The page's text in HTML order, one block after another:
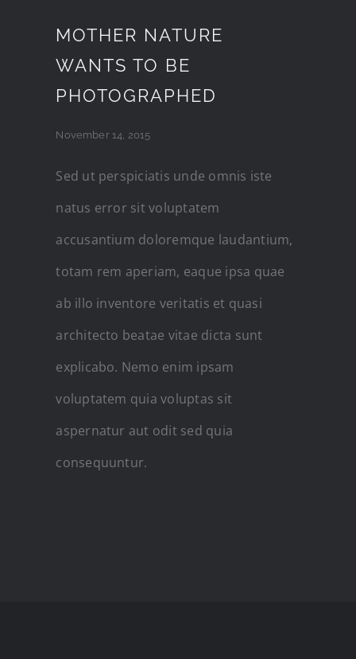
MOTHER NATURE
WANTS TO BE
PHOTOGRAPHED
November 14, 2015
Sed ut perspiciatis unde omnis iste
natus error sit voluptatem
accusantium doloremque laudantium,
totam rem aperiam, eaque ipsa quae
ab illo inventore veritatis et quasi
architecto beatae vitae dicta sunt
explicabo. Nemo enim ipsam
voluptatem quia voluptas sit
aspernatur aut odit sed quia
consequuntur.